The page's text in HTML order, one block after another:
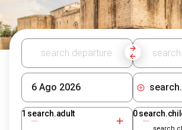
1 search.adult 0